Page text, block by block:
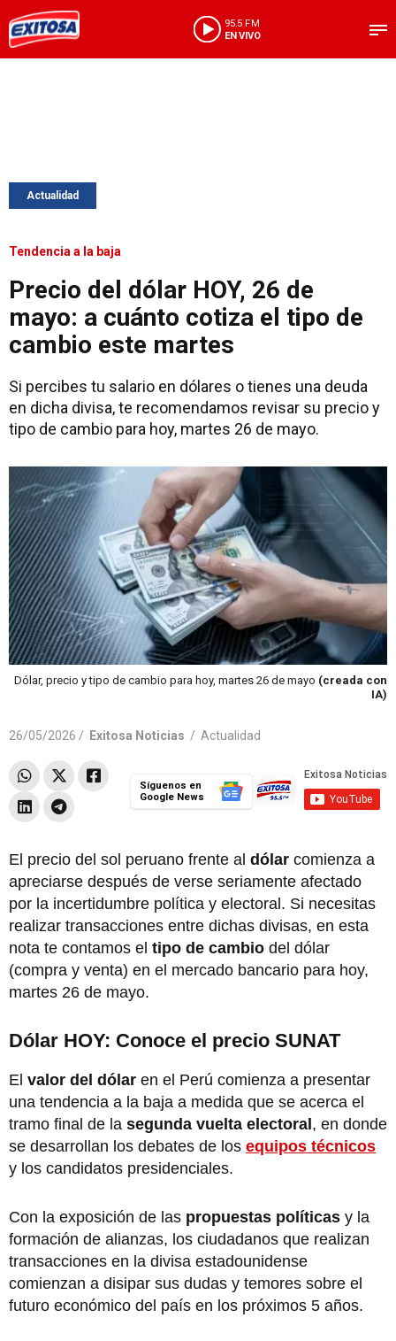
95.5 FM
EN VIVO
Actualidad
Tendencia a la baja
Precio del dólar HOY, 26 de
mayo: a cuánto cotiza el tipo de
cambio este martes
Si percibes tu salario en dólares o tienes una deuda
en dicha divisa, te recomendamos revisar su precio y
tipo de cambio para hoy, martes 26 de mayo.
Dólar, precio y tipo de cambio para hoy, martes 26 de mayo (creada con
IA)
26/05/2026 / Exitosa Noticias / Actualidad
Síguenos en
Google News
El precio del sol peruano frente al dólar comienza a
apreciarse después de verse seriamente afectado
por la incertidumbre política y electoral. Si necesitas
realizar transacciones entre dichas divisas, en esta
nota te contamos el tipo de cambio del dólar
(compra y venta) en el mercado bancario para hoy,
martes 26 de mayo.
Dólar HOY: Conoce el precio SUNAT
El valor del dólar en el Perú comienza a presentar
una tendencia a la baja a medida que se acerca el
tramo final de la segunda vuelta electoral, en donde
se desarrollan los debates de los equipos técnicos
y los candidatos presidenciales.
Con la exposición de las propuestas políticas y la
formación de alianzas, los ciudadanos que realizan
transacciones en la divisa estadounidense
comienzan a disipar sus dudas y temores sobre el
futuro económico del país en los próximos 5 años.